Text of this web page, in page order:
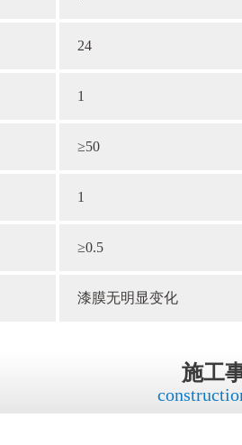
24
1
≥50
1
≥0.5
漆膜无明显变化
施工